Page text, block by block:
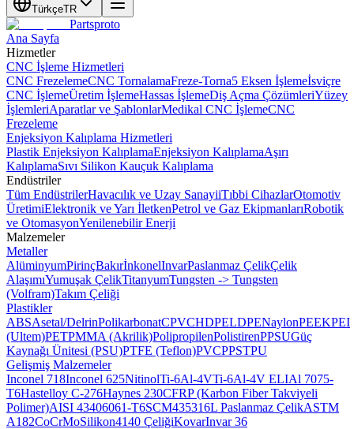
TürkçeTR
Partsproto
Ana Sayfa
Hizmetler
CNC İşleme Hizmetleri
CNC FrezelemeCNC TornalamaFreze-Torna5 Eksen İşlemeİsviçre
CNC İşlemeÜretim İşlemeHassas İşlemeDiş Açma ÇözümleriYüzey
İşlemleriAparatlar ve ŞablonlarMedikal CNC İşlemeCNC
Frezeleme
Enjeksiyon Kalıplama Hizmetleri
Plastik Enjeksiyon KalıplamaEnjeksiyon KalıplamaAşırı
KalıplamaSıvı Silikon Kauçuk Kalıplama
Endüstriler
Tüm EndüstrilerHavacılık ve Uzay SanayiiTıbbi CihazlarOtomotiv
ÜretimiElektronik ve Yarı İletkenPetrol ve Gaz EkipmanlarıRobotik
ve OtomasyonYenilenebilir Enerji
Malzemeler
Metaller
AlüminyumPirinçBakırİnkonelInvarPaslanmaz ÇelikÇelik
AlaşımıYumuşak ÇelikTitanyumTungsten -> Tungsten
(Volfram)Takım Çeliği
Plastikler
ABSAsetal/DelrinPolikarbonatCPVCHDPELDPENaylonPEEKPEI
(Ultem)PETPMMA (Akrilik)PolipropilenPolistirenPPSUGüç
Kaynağı Ünitesi (PSU)PTFE (Teflon)PVCPPSTPU
Gelişmiş Malzemeler
Inconel 718Inconel 625NitinolTi-6Al-4VTi-6Al-4V ELIAl 7075-
T6Hastelloy C-276Haynes 230CFRP (Karbon Fiber Takviyeli
Polimer)AISI 43406061-T6SCM435316L Paslanmaz ÇelikASTM
A182CoCrMoSilikon4140 ÇeliğiKovarInvar 36